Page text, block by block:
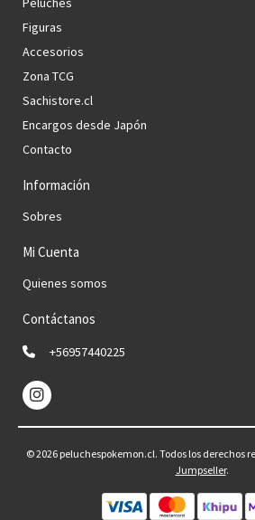
Figuras
Accesorios
Zona TCG
Sachistore.cl
Encargos desde Japón
Contacto
Información
Sobres
Mi Cuenta
Quienes somos
Contáctanos
+56957440225
© 2026 peluchespokemon.cl. Todos los derechos
Jumpseller.